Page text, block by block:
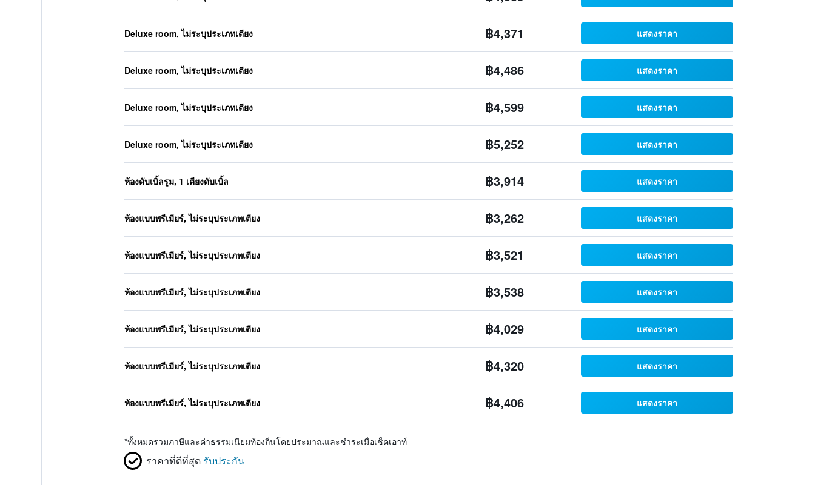
Deluxe room, ไม่ระบุประเภทเตียง ฿4,371 แสดงราคา
Deluxe room, ไม่ระบุประเภทเตียง ฿4,486 แสดงราคา
Deluxe room, ไม่ระบุประเภทเตียง ฿4,599 แสดงราคา
Deluxe room, ไม่ระบุประเภทเตียง ฿5,252 แสดงราคา
ห้องดับเบิ้ลรูม, 1 เตียงดับเบิ้ล ฿3,914 แสดงราคา
ห้องแบบพรีเมียร์, ไม่ระบุประเภทเตียง ฿3,262 แสดงราคา
ห้องแบบพรีเมียร์, ไม่ระบุประเภทเตียง ฿3,521 แสดงราคา
ห้องแบบพรีเมียร์, ไม่ระบุประเภทเตียง ฿3,538 แสดงราคา
ห้องแบบพรีเมียร์, ไม่ระบุประเภทเตียง ฿4,029 แสดงราคา
ห้องแบบพรีเมียร์, ไม่ระบุประเภทเตียง ฿4,320 แสดงราคา
ห้องแบบพรีเมียร์, ไม่ระบุประเภทเตียง ฿4,406 แสดงราคา
*ทั้งหมดรวมภาษีและค่าธรรมเนียมท้องถิ่นโดยประมาณและชำระเมื่อเช็คเอาท์
ราคาที่ดีที่สุด รับประกัน